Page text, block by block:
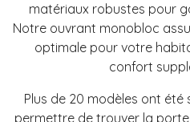
matériaux robustes pour
Notre ouvrant monobloc
optimale pour votre
confort
Plus de 20 modèles ont
permettre de trouver la